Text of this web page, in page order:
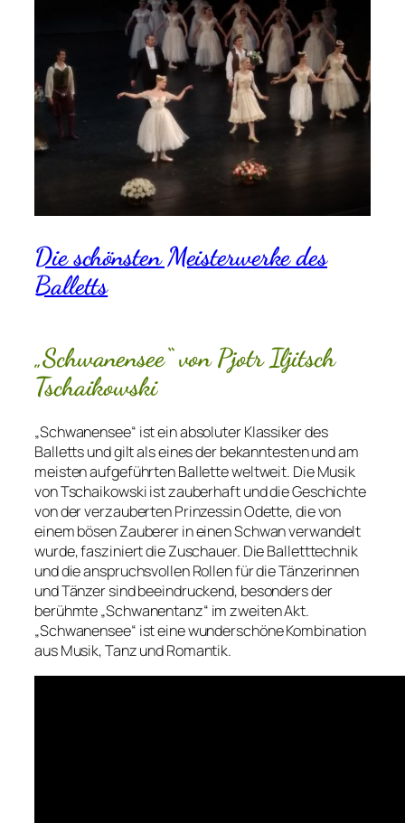
Die schönsten Meisterwerke des
Balletts
„Schwanensee“ von Pjotr Iljitsch
Tschaikowski
„Schwanensee“ ist ein absoluter Klassiker des
Balletts und gilt als eines der bekanntesten und am
meisten aufgeführten Ballette weltweit. Die Musik
von Tschaikowski ist zauberhaft und die Geschichte
von der verzauberten Prinzessin Odette, die von
einem bösen Zauberer in einen Schwan verwandelt
wurde, fasziniert die Zuschauer. Die Balletttechnik
und die anspruchsvollen Rollen für die Tänzerinnen
und Tänzer sind beeindruckend, besonders der
berühmte „Schwanentanz“ im zweiten Akt.
„Schwanensee“ ist eine wunderschöne Kombination
aus Musik, Tanz und Romantik.